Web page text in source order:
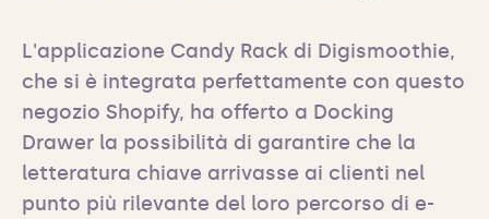
L'applicazione Candy Rack di Digismoothie,
che si è integrata perfettamente con questo
negozio Shopify, ha offerto a Docking
Drawer la possibilità di garantire che la
letteratura chiave arrivasse ai clienti nel
punto più rilevante del loro percorso di e-